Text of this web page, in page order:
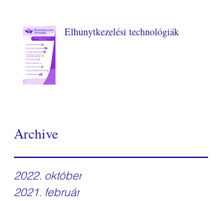
Elhunytkezelési technológiák
Archive
2022. október
2021. február